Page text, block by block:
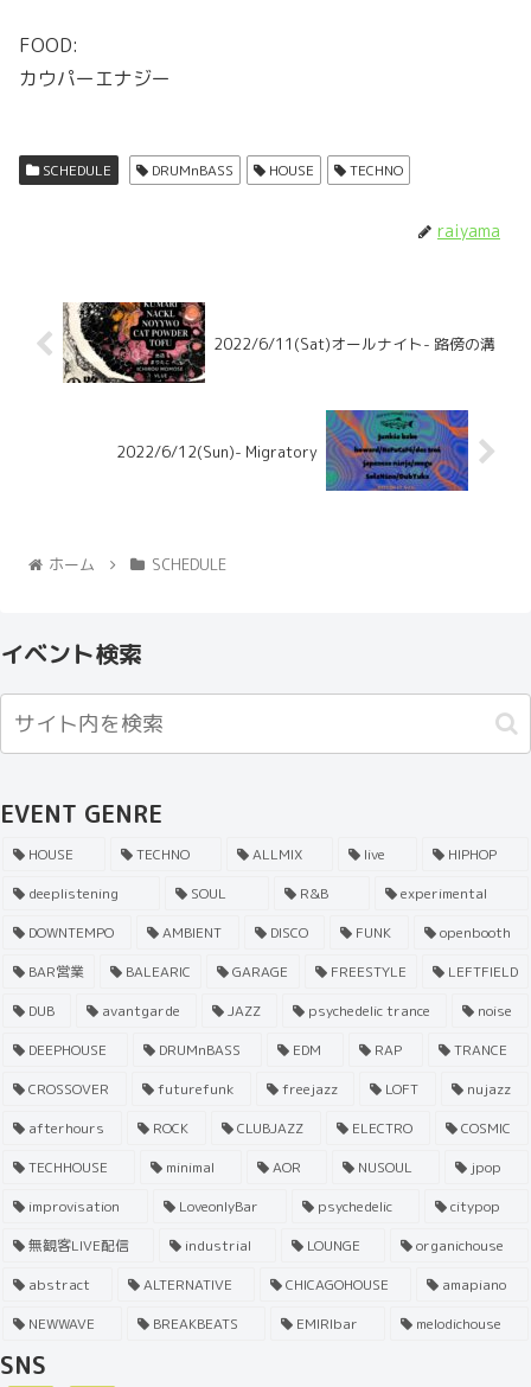
FOOD:
カウパーエナジー
SCHEDULE DRUMnBASS HOUSE TECHNO
raiyama
2022/6/11(Sat)オールナイト- 路傍の溝
2022/6/12(Sun)- Migratory
ホーム SCHEDULE
イベント検索
EVENT GENRE
HOUSE TECHNO ALLMIX live
HIPHOP
deeplistening
SOUL R&B
experimental
DOWNTEMPO
AMBIENT DISCO FUNK
openbooth
BAR営業
BALEARIC GARAGE FREESTYLE
LEFTFIELD
DUB
avantgarde JAZZ psychedelic trance
noise
DEEPHOUSE
DRUMnBASS EDM RAP
TRANCE
CROSSOVER
futurefunk freejazz LOFT
nujazz
afterhours
ROCK CLUBJAZZ ELECTRO
COSMIC
TECHHOUSE
minimal AOR NUSOUL
jpop
improvisation
LoveonlyBar psychedelic
citypop
無観客LIVE配信
industrial LOUNGE
organichouse
abstract
ALTERNATIVE CHICAGOHOUSE
amapiano
NEWWAVE
BREAKBEATS EMIRIbar melodichouse
SNS